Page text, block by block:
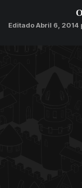
EditadoAbril 6, 2014